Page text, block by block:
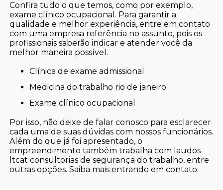
Confira tudo o que temos, como por exemplo,
exame clínico ocupacional. Para garantir a
qualidade e melhor experiência, entre em contato
com uma empresa referência no assunto, pois os
profissionais saberão indicar e atender você da
melhor maneira possível.
clínica de exame admissional
medicina do trabalho rio de janeiro
exame clínico ocupacional
Por isso, não deixe de falar conosco para esclarecer
cada uma de suas dúvidas com nossos funcionários.
Além do que já foi apresentado, o
empreendimento também trabalha com laudos
ltcat consultorias de segurança do trabalho, entre
outras opções. Saiba mais entrando em contato.